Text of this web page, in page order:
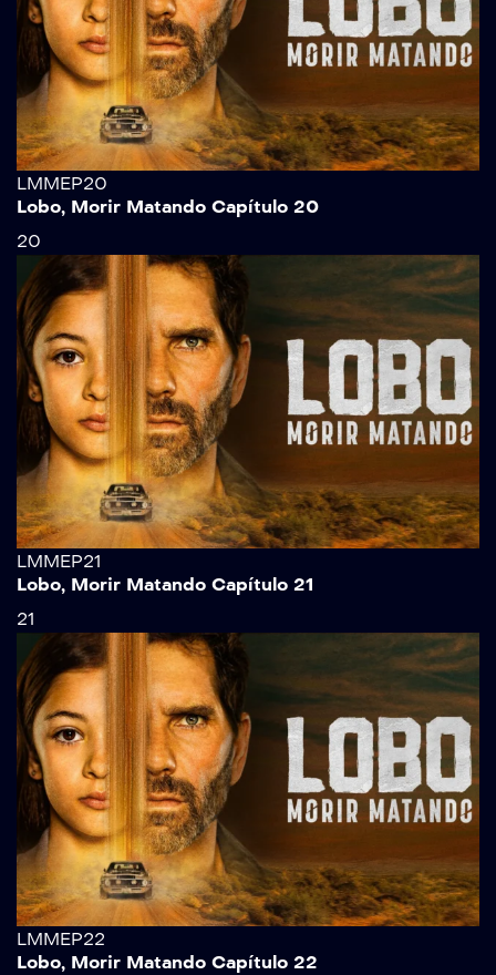
LMMEP20
Lobo, Morir Matando Capítulo 20
20
LMMEP21
Lobo, Morir Matando Capítulo 21
21
LMMEP22
Lobo, Morir Matando Capítulo 22